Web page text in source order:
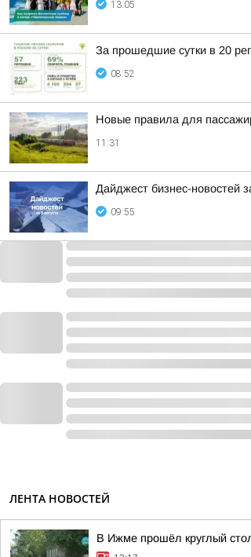
13:05
За прошедшие сутки в 20
08:52
Новые правила для
11:31
Дайджест бизнес-новостей
09:55
ЛЕНТА НОВОСТЕЙ
В Ижме прошёл круглый